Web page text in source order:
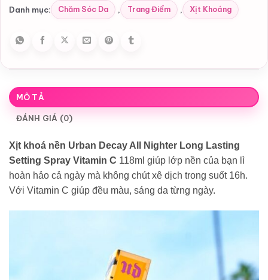
Danh mục: Chăm Sóc Da , Trang Điểm , Xịt Khoáng
MÔ TẢ
ĐÁNH GIÁ (0)
Xịt khoá nền Urban Decay All Nighter Long Lasting
Setting Spray Vitamin C 118ml giúp lớp nền của bạn lì
hoàn hảo cả ngày mà không chút xê dịch trong suốt 16h.
Với Vitamin C giúp đều màu, sáng da từng ngày.